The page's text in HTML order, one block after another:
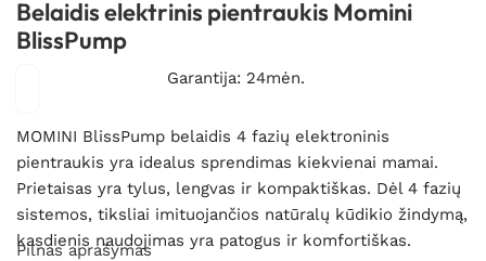
Belaidis elektrinis pientraukis Momini
BlissPump
Garantija: 24mėn.
MOMINI BlissPump belaidis 4 fazių elektroninis
pientraukis yra idealus sprendimas kiekvienai mamai.
Prietaisas yra tylus, lengvas ir kompaktiškas. Dėl 4 fazių
sistemos, tiksliai imituojančios natūralų kūdikio žindymą,
kasdienis naudojimas yra patogus ir komfortiškas.
Pilnas aprašymas